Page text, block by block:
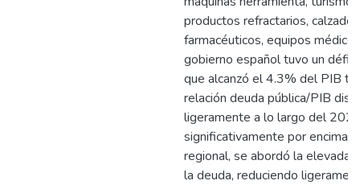
productos refractarios,
farmacéuticos, equipos
gobierno español tuvo un
que alcanzó el 4.3% del PIB
relación deuda pública/PIB
ligeramente a lo largo del
significativamente por encima
regional, se abordó la elevada
la deuda, reduciendo